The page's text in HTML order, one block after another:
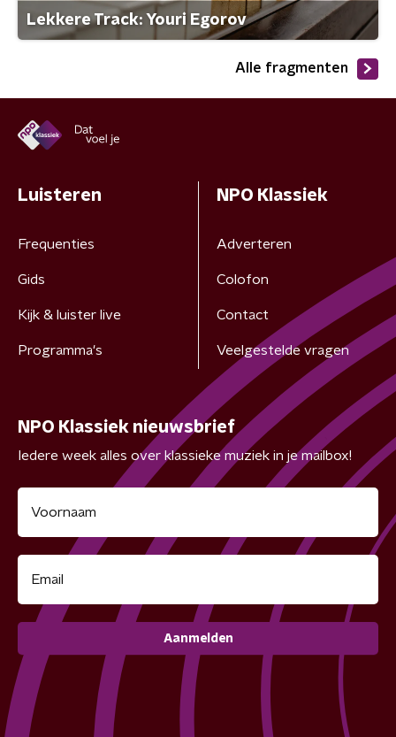
Lekkere Track: Youri Egorov
Alle fragmenten
Luisteren
Frequenties
Gids
Kijk & luister live
Programma's
NPO Klassiek
Adverteren
Colofon
Contact
Veelgestelde vragen
NPO Klassiek nieuwsbrief
Iedere week alles over klassieke muziek in je mailbox!
Aanmelden